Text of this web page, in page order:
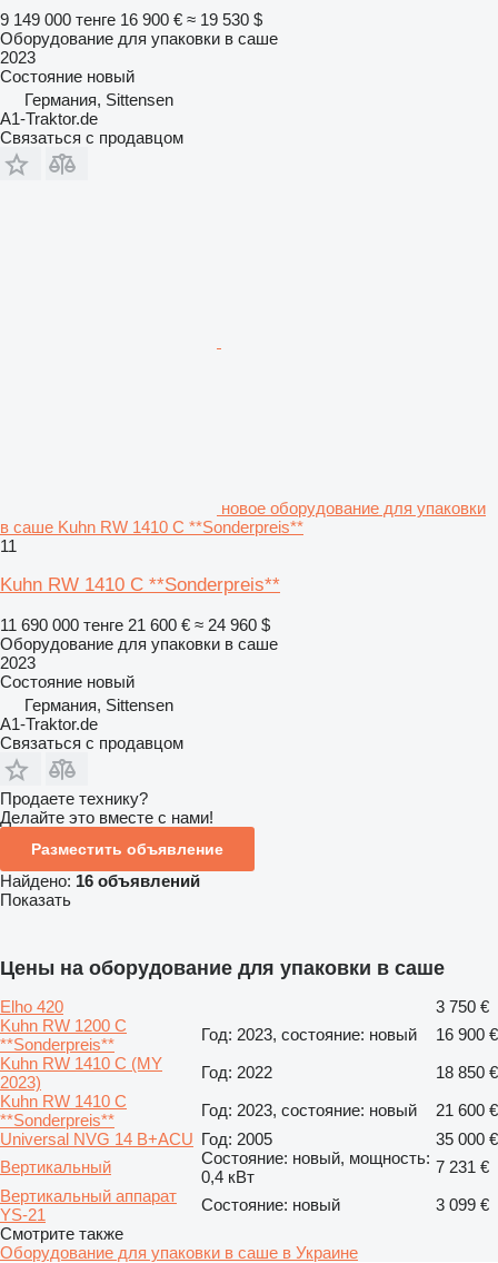
9 149 000 тенге 16 900 € ≈ 19 530 $
Оборудование для упаковки в саше
2023
Состояние новый
Германия, Sittensen
A1-Traktor.de
Связаться с продавцом
новое оборудование для упаковки
в саше Kuhn RW 1410 C **Sonderpreis**
11
Kuhn RW 1410 C **Sonderpreis**
11 690 000 тенге 21 600 € ≈ 24 960 $
Оборудование для упаковки в саше
2023
Состояние новый
Германия, Sittensen
A1-Traktor.de
Связаться с продавцом
Продаете технику?
Делайте это вместе с нами!
Разместить объявление
Найдено: 16 объявлений
Показать
Цены на оборудование для упаковки в саше
Elho 420
3 750 €
Kuhn RW 1200 C
**Sonderpreis**
Год: 2023, состояние: новый
16 900 €
Kuhn RW 1410 C (MY
2023)
Год: 2022
18 850 €
Kuhn RW 1410 C
**Sonderpreis**
Год: 2023, состояние: новый
21 600 €
Universal NVG 14 B+ACU Год: 2005
35 000 €
Вертикальный
Состояние: новый, мощность:
0,4 кВт
7 231 €
Вертикальный аппарат
YS-21
Состояние: новый
3 099 €
Смотрите также
Оборудование для упаковки в саше в Украине